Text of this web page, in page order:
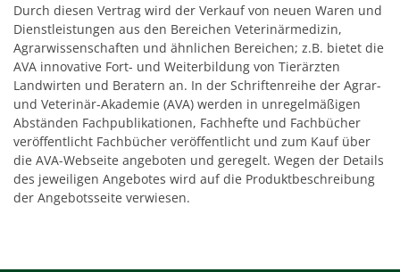
Durch diesen Vertrag wird der Verkauf von neuen Waren und
Dienstleistungen aus den Bereichen Veterinärmedizin,
Agrarwissenschaften und ähnlichen Bereichen; z.B. bietet die
AVA innovative Fort- und Weiterbildung von Tierärzten
Landwirten und Beratern an. In der Schriftenreihe der Agrar-
und Veterinär-Akademie (AVA) werden in unregelmäßigen
Abständen Fachpublikationen, Fachhefte und Fachbücher
veröffentlicht Fachbücher veröffentlicht und zum Kauf über
die AVA-Webseite angeboten und geregelt. Wegen der Details
des jeweiligen Angebotes wird auf die Produktbeschreibung
der Angebotsseite verwiesen.